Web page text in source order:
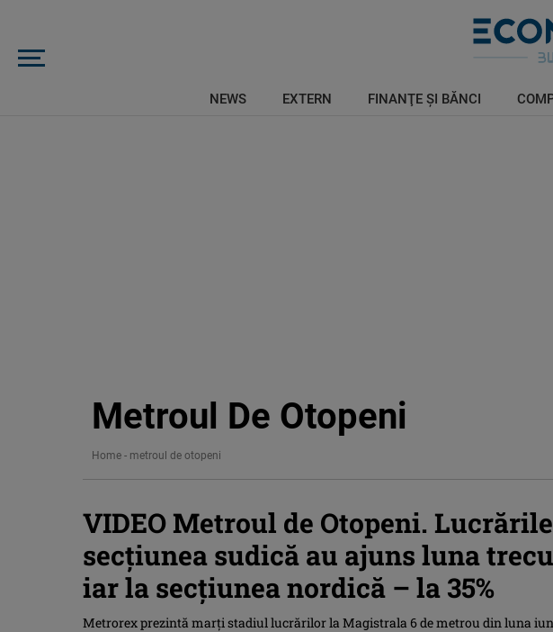
NEWS EXTERN FINANŢE ŞI BĂNCI
Metroul De Otopeni
Home - metroul de otopeni
VIDEO Metroul de Otopeni.
secțiunea sudică au ajuns luna
iar la secțiunea nordică – la 35%
Metrorex prezintă marți stadiul lucrărilor la Magistrala 6 de metrou din luna